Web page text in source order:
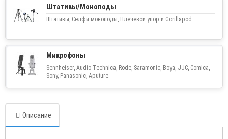
Штативы/Моноподы
Штативы, Селфи моноподы, Плечевой упор и Gorillapod
Микрофоны
Sennheiser, Audio-Technica, Rode, Saramonic, Boya, JJC, Comica,
Sony, Panasonic, Aputure.
Описание